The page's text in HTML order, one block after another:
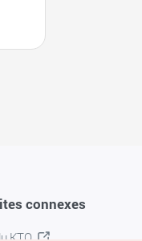
connexes
KTO